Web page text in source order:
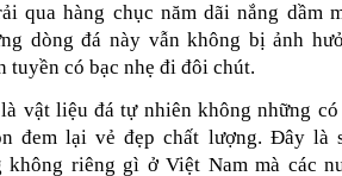
qua hàng chục năm dãi nắng dầm
dòng đá này vẫn không bị ảnh
tuyền có bạc nhẹ đi đôi chút.
là vật liệu đá tự nhiên không những
đem lại vẻ đẹp chất lượng. Đây là
không riêng gì ở Việt Nam mà các